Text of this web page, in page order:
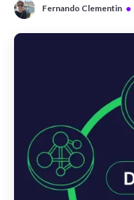
Fernando Clementin ●